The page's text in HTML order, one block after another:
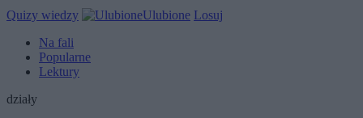
Quizy wiedzy
Ulubione Losuj
Na fali
Popularne
Lektury
działy